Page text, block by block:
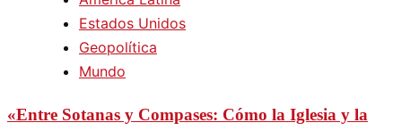
Estados Unidos
Geopolítica
Mundo
«Entre Sotanas y Compases: Cómo la Iglesia y la